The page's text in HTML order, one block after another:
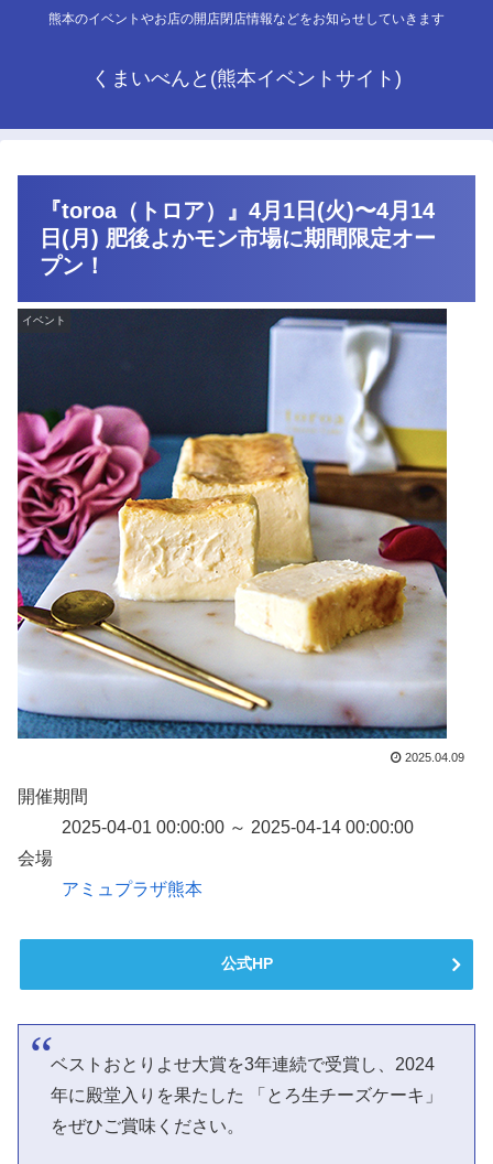
熊本のイベントやお店の開店閉店情報などをお知らせしていきます
くまいべんと(熊本イベントサイト)
『toroa（トロア）』4月1日(火)〜4月14
日(月) 肥後よかモン市場に期間限定オー
プン！
イベント
2025.04.09
開催期間
2025-04-01 00:00:00 ～ 2025-04-14 00:00:00
会場
アミュプラザ熊本
公式HP
ベストおとりよせ大賞を3年連続で受賞し、2024
年に殿堂入りを果たした 「とろ生チーズケーキ」
をぜひご賞味ください。